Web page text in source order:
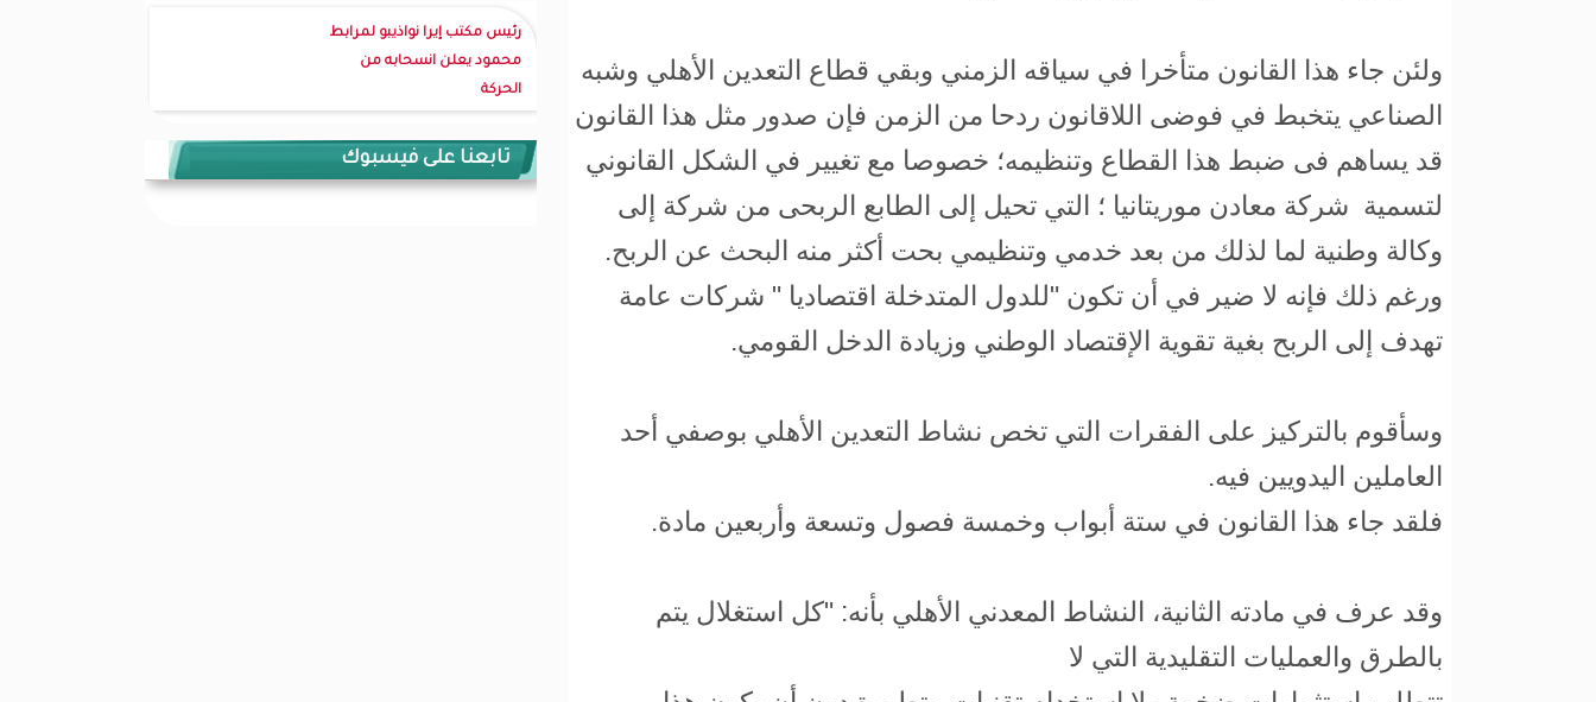
ولئن جاء هذا القانون متأخرا في سياقه الزمني وبقي قطاع التعدين الأهلي وشبه
الصناعي يتخبط في فوضى اللاقانون ردحا من الزمن فإن صدور مثل هذا القانون
قد يساهم فى ضبط هذا القطاع وتنظيمه؛ خصوصا مع تغيير في الشكل القانوني
لتسمية شركة معادن موريتانيا ؛ التي تحيل إلى الطابع الربحى من شركة إلى
وكالة وطنية لما لذلك من بعد خدمي وتنظيمي بحت أكثر منه البحث عن الربح.
ورغم ذلك فإنه لا ضير في أن تكون "للدول المتدخلة اقتصاديا " شركات عامة
تهدف إلى الربح بغية تقوية الإقتصاد الوطني وزيادة الدخل القومي.
وسأقوم بالتركيز على الفقرات التي تخص نشاط التعدين الأهلي بوصفي أحد
العاملين اليدويين فيه.
فلقد جاء هذا القانون في ستة أبواب وخمسة فصول وتسعة وأربعين مادة.
وقد عرف في مادته الثانية، النشاط المعدني الأهلي بأنه: "كل استغلال يتم
بالطرق والعمليات التقليدية التي لا
رئيس مكتب إيرا نواذيبو لمرابط
محمود يعلن انسحابه من
الحركة
تابعنا على فيسبوك